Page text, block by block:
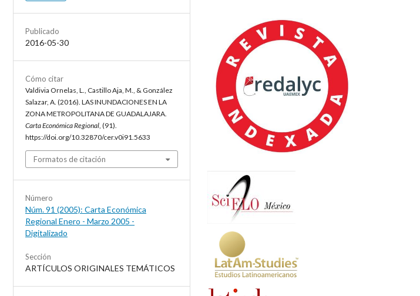
Publicado
2016-05-30
Cómo citar
Valdivia Ornelas, L., Castillo Aja, M., & González
Salazar, A. (2016). LAS INUNDACIONES EN LA
ZONA METROPOLITANA DE GUADALAJARA.
Carta Económica Regional, (91).
https://doi.org/10.32870/cer.v0i91.5633
Formatos de citación
Número
Núm. 91 (2005): Carta Económica
Regional Enero - Marzo 2005 -
Digitalizado
Sección
ARTÍCULOS ORIGINALES TEMÁTICOS